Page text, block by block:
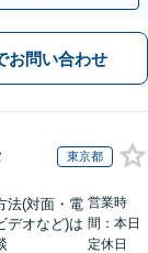
お問い合わせ
東京都
法(対面・電
デオなど)は
営業時
間：本日
定休日